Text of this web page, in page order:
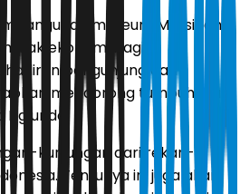
museum Marsinah
ekonomi bagi
pengunjung dari
mendorong tumbuhnya
kunjungan dari rekan-
Tentunya ini juga akan